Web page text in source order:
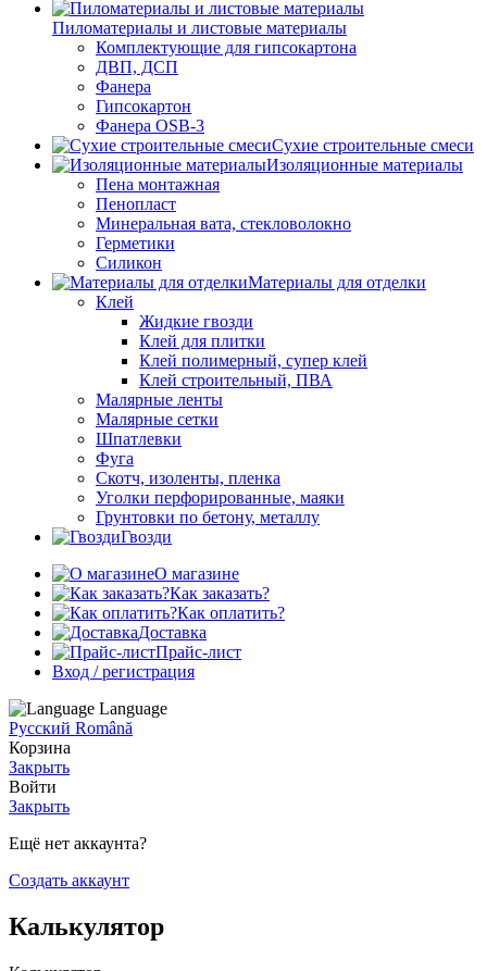
Пиломатериалы и листовые материалы
Комплектующие для гипсокартона
ДВП, ДСП
Фанера
Гипсокартон
Фанера OSB-3
Сухие строительные смеси
Изоляционные материалы
Пена монтажная
Пенопласт
Минеральная вата, стекловолокно
Герметики
Силикон
Материалы для отделки
Клей
Жидкие гвозди
Клей для плитки
Клей полимерный, супер клей
Клей строительный, ПВА
Малярные ленты
Малярные сетки
Шпатлевки
Фуга
Скотч, изоленты, пленка
Уголки перфорированные, маяки
Грунтовки по бетону, металлу
Гвозди
О магазине
Как заказать?
Как оплатить?
Доставка
Прайс-лист
Вход / регистрация
Language
Русский Română
Корзина
Закрыть
Войти
Закрыть
Ещё нет аккаунта?
Создать аккаунт
Калькулятор